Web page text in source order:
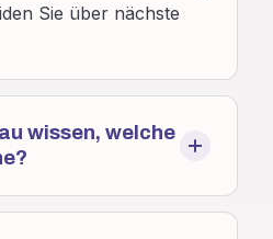
Sie über nächste
wissen, welche